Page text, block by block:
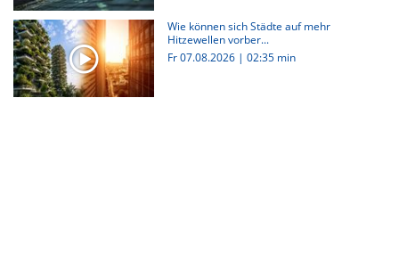
Wie können sich Städte auf mehr
Hitzewellen vorber...
Fr 07.08.2026 | 02:35 min